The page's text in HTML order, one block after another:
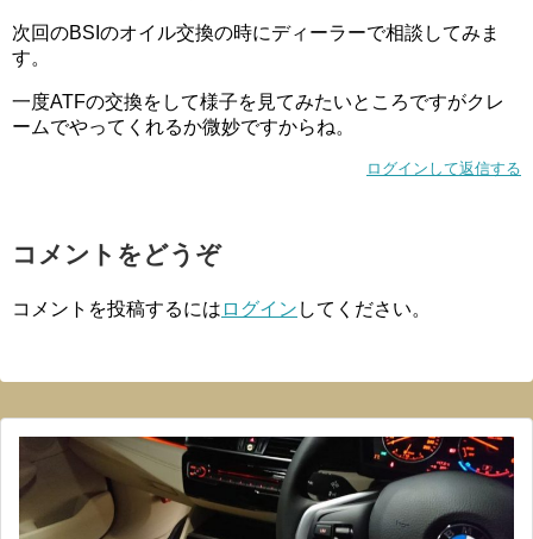
次回のBSIのオイル交換の時にディーラーで相談してみま
す。
一度ATFの交換をして様子を見てみたいところですがクレ
ームでやってくれるか微妙ですからね。
ログインして返信する
コメントをどうぞ
コメントを投稿するには ログイン してください。